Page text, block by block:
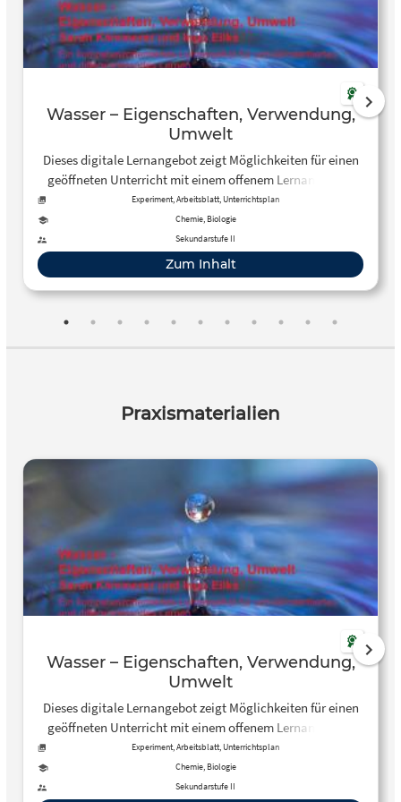
Wasser – Eigenschaften, Verwendung,
Umwelt
Dieses digitale Lernangebot zeigt Möglichkeiten für einen
geöffneten Unterricht mit einem offenem Lernangebot /
Lernen an Stationen zu dem Thema Wasser auf.
Experiment, Arbeitsblatt, Unterrichtsplan
Chemie, Biologie
Sekundarstufe II
Zum Inhalt
Praxismaterialien
Wasser – Eigenschaften, Verwendung,
Umwelt
Dieses digitale Lernangebot zeigt Möglichkeiten für einen
geöffneten Unterricht mit einem offenem Lernangebot /
Lernen an Stationen zu dem Thema Wasser auf.
Experiment, Arbeitsblatt, Unterrichtsplan
Chemie, Biologie
Sekundarstufe II